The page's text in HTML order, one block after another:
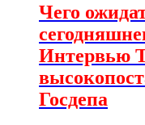
Чего
Интервью
Госдепа